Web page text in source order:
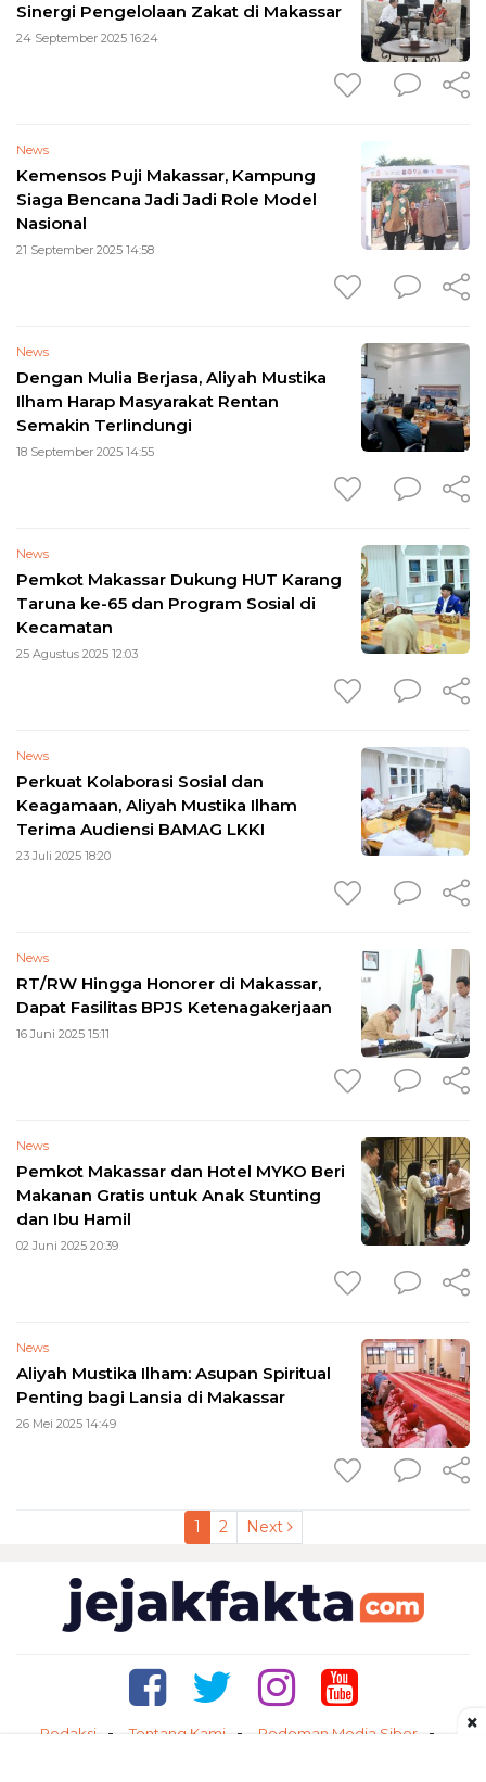
Sinergi Pengelolaan Zakat di Makassar
24 September 2025 16:24
News
Kemensos Puji Makassar, Kampung
Siaga Bencana Jadi Jadi Role Model
Nasional
21 September 2025 14:58
News
Dengan Mulia Berjasa, Aliyah Mustika
Ilham Harap Masyarakat Rentan
Semakin Terlindungi
18 September 2025 14:55
News
Pemkot Makassar Dukung HUT Karang
Taruna ke-65 dan Program Sosial di
Kecamatan
25 Agustus 2025 12:03
News
Perkuat Kolaborasi Sosial dan
Keagamaan, Aliyah Mustika Ilham
Terima Audiensi BAMAG LKKI
23 Juli 2025 18:20
News
RT/RW Hingga Honorer di Makassar,
Dapat Fasilitas BPJS Ketenagakerjaan
16 Juni 2025 15:11
News
Pemkot Makassar dan Hotel MYKO Beri
Makanan Gratis untuk Anak Stunting
dan Ibu Hamil
02 Juni 2025 20:39
News
Aliyah Mustika Ilham: Asupan Spiritual
Penting bagi Lansia di Makassar
26 Mei 2025 14:49
1 2 Next
Redaksi Tentang Kami
Pedoman Media Siber
×